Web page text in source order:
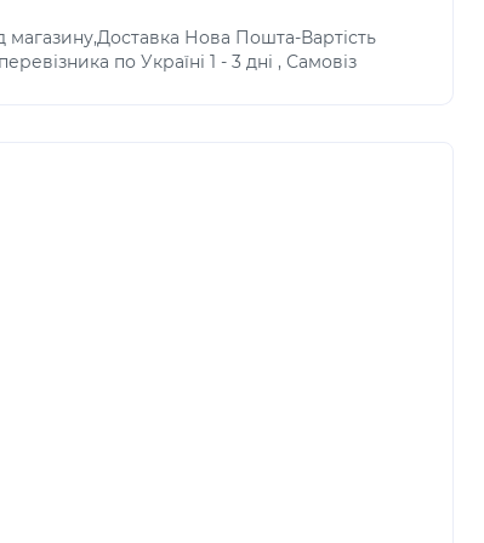
магазину,Доставка Нова Пошта-Вартість
по Україні 1 - 3 дні , Самовіз